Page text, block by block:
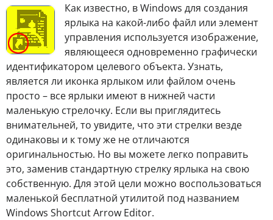
Как известно, в Windows для создания
ярлыка на какой-либо файл или элемент
управления используется изображение,
являющееся одновременно графически
идентификатором целевого объекта. Узнать,
является ли иконка ярлыком или файлом очень
просто – все ярлыки имеют в нижней части
маленькую стрелочку. Если вы приглядитесь
внимательней, то увидите, что эти стрелки везде
одинаковы и к тому же не отличаются
оригинальностью. Но вы можете легко поправить
это, заменив стандартную стрелку ярлыка на свою
собственную. Для этой цели можно воспользоваться
маленькой бесплатной утилитой под названием
Windows Shortcut Arrow Editor.